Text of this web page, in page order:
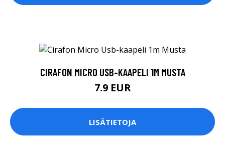
CIRAFON MICRO USB-KAAPELI 1M MUSTA
7.9 EUR
LISÄTIETOJA